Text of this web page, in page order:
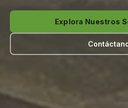
Explora Nuestros